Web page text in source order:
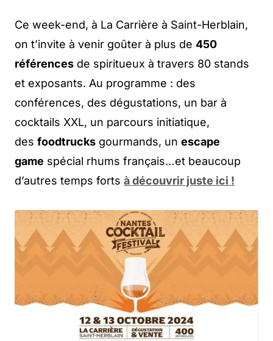
Ce week-end, à La Carrière à Saint-Herblain,
on t’invite à venir goûter à plus de 450
références de spiritueux à travers 80 stands
et exposants. Au programme : des
conférences, des dégustations, un bar à
cocktails XXL, un parcours initiatique,
des foodtrucks gourmands, un escape
game spécial rhums français…et beaucoup
d’autres temps forts à découvrir juste ici !